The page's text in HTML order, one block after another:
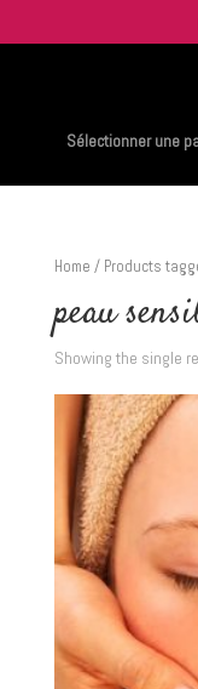
Sélectionner une
Home / Products
peau
Showing the single